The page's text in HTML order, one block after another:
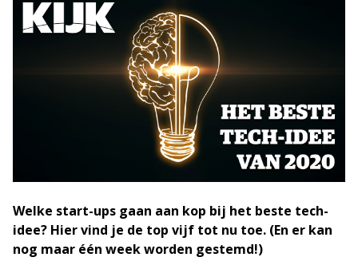
Welke start-ups gaan aan kop bij het beste tech-
idee? Hier vind je de top vijf tot nu toe. (En er kan
nog maar één week worden gestemd!)